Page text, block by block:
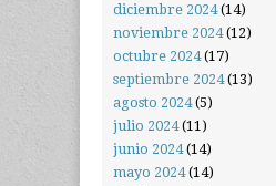
diciembre 2024(14)
noviembre 2024(12)
octubre 2024(17)
septiembre 2024(13)
agosto 2024(5)
julio 2024(11)
junio 2024(14)
mayo 2024(14)